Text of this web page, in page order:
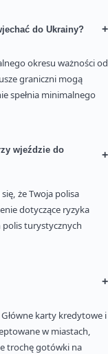
do Ukrainy? +
okresu ważności od
graniczni mogą
spełnia minimalnego
wjeździe do
+
że Twoja polisa
dotyczące ryzyka
turystycznych
+
karty kredytowe i
w miastach,
trochę gotówki na